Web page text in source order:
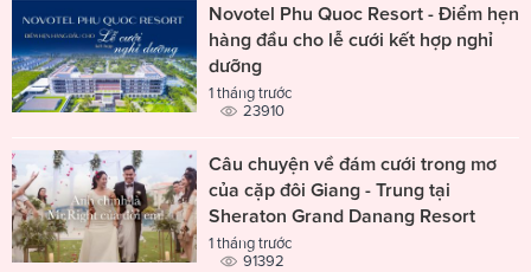
Novotel Phu Quoc Resort - Điểm hẹn
hàng đầu cho lễ cưới kết hợp nghỉ
dưỡng
1 tháng trước
23910
Câu chuyện về đám cưới trong mơ
của cặp đôi Giang - Trung tại
Sheraton Grand Danang Resort
1 tháng trước
91392